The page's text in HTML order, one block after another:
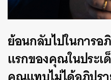
ย้อนกลับไปในการอ
แรกของคุณในประเ